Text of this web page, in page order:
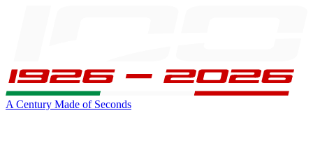
A Century Made of Seconds